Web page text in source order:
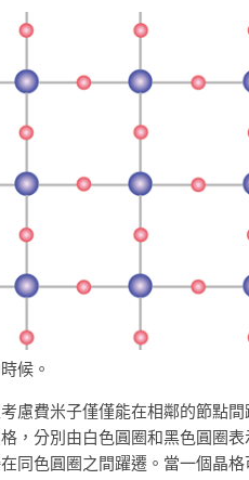
候。
慮費米子僅僅能在相鄰的節點
，分別由白色圓圈和黑色圓圈
同色圓圈之間躍遷。當一個晶